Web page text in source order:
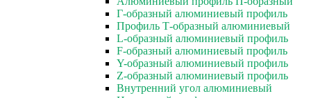
Г-образный алюминиевый профиль
Профиль Т-образный алюминиевый
L-образный алюминиевый профиль
F-образный алюминиевый профиль
Y-образный алюминиевый профиль
Z-образный алюминиевый профиль
Внутренний угол алюминиевый